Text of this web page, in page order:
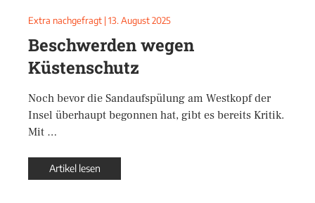
Extra nachgefragt | 13. August 2025
Beschwerden wegen
Küstenschutz
Noch bevor die Sandaufspülung am Westkopf der
Insel überhaupt begonnen hat, gibt es bereits Kritik.
Mit …
Artikel lesen